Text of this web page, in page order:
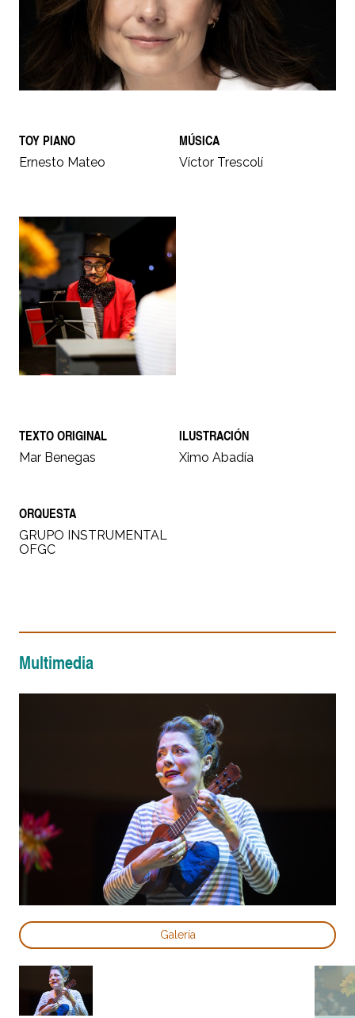
TOY PIANO
Ernesto Mateo
MÚSICA
Víctor Trescolí
TEXTO ORIGINAL
Mar Benegas
ILUSTRACIÓN
Ximo Abadía
ORQUESTA
GRUPO INSTRUMENTAL
OFGC
Multimedia
Galería